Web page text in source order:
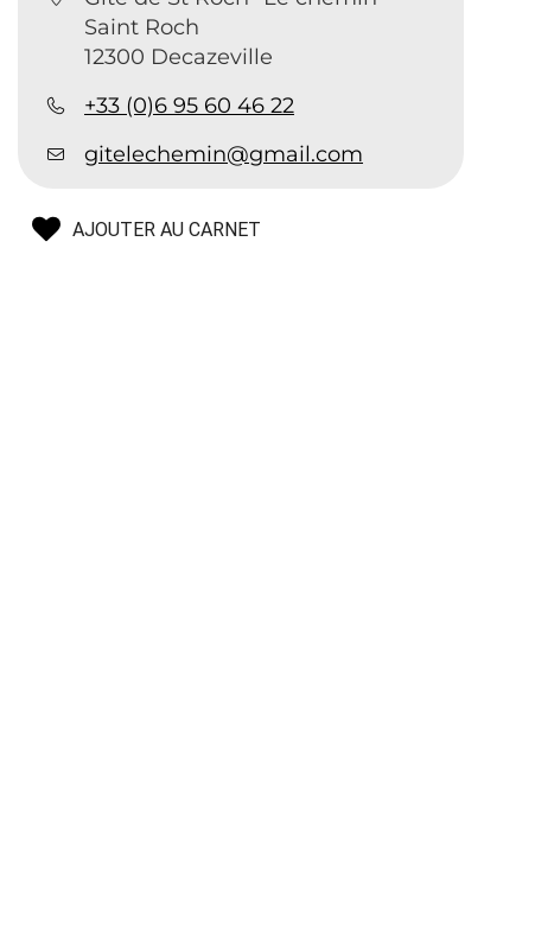
Saint Roch
12300 Decazeville
+33 (0)6 95 60 46 22
gitelechemin@gmail.com
AJOUTER AU CARNET